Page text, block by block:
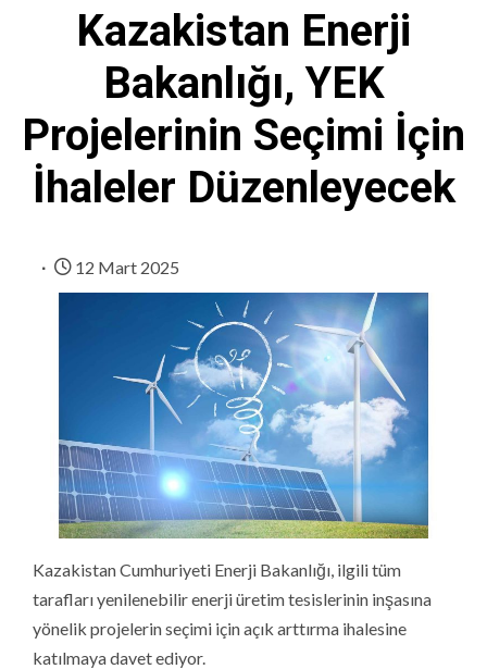
Kazakistan Enerji
Bakanlığı, YEK
Projelerinin Seçimi İçin
İhaleler Düzenleyecek
12 Mart 2025
Kazakistan Cumhuriyeti Enerji Bakanlığı, ilgili tüm
tarafları yenilenebilir enerji üretim tesislerinin inşasına
yönelik projelerin seçimi için açık arttırma ihalesine
katılmaya davet ediyor.